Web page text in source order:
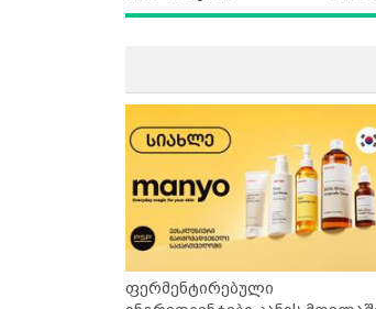
ფერმენტირებული